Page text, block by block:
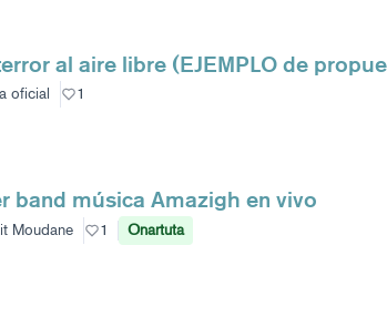
al aire libre (EJEMPLO de
oficial 1
band música Amazigh en vivo
Moudane 1 Onartuta